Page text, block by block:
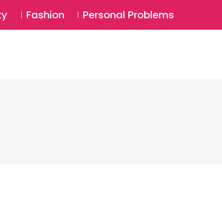
Login ⚲
Fashion Personal Problems